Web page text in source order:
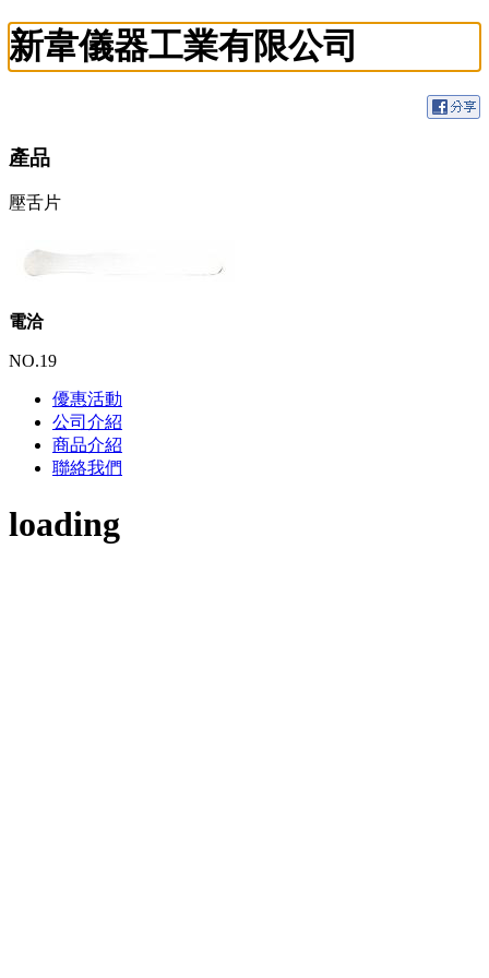
新韋儀器工業有限公司
產品
壓舌片
電洽
NO.19
優惠活動
公司介紹
商品介紹
聯絡我們
loading